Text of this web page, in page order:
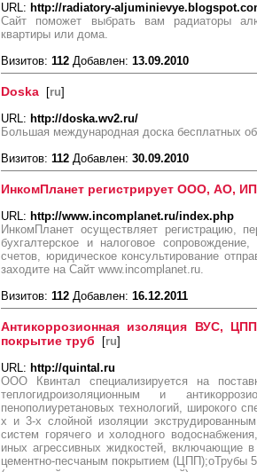
URL: http://radiatory-
Сайт поможет выбрать вам радиаторы
квартиры или дома.
Визитов: 112 Добавлен: 13.09.2010
Doska [ru]
URL: http://doska.wv2.ru/
Большая международная доска бесплатных
Визитов: 112 Добавлен: 30.09.2010
ИнкомПланет регистрирует ООО, АО,
URL: http://www.incomplanet.ru/index.php
ИнкомПланет осуществляет регистрацию,
бухгалтерское и налоговое
счетов, юридическое консультирование
заходите на Сайт www.incomplanet.ru.
Визитов: 112 Добавлен: 16.12.2011
Антикоррозионная изоляция ВУС,
покрытие труб [ru]
URL: http://quintal.ru
ООО Квинтал специализируется на
теплогидроизоляционным и
пенополиуретановых технологий, широкого
х и 3-х слойной изоляции
систем горячего и холодного
иных агрессивных жидкостей, включающие
цементно-песчаным покрытием (ЦПП);oТрубы